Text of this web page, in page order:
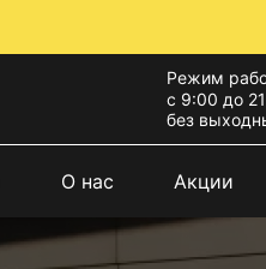
Режим
с 9:00 до
без
О нас Акции